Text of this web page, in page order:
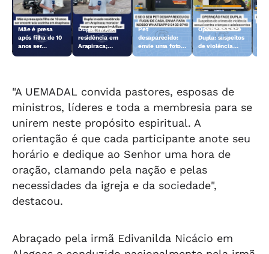
Mãe é presa
após filha de 10
anos ser
Dupla invade
residência em
Arapiraca;
Pet
desaparecido:
envie uma foto
Operação Face
Dupla: suspeitos
de violência
"A UEMADAL convida pastores, esposas de
ministros, líderes e toda a membresia para se
unirem neste propósito espiritual. A
orientação é que cada participante anote seu
horário e dedique ao Senhor uma hora de
oração, clamando pela nação e pelas
necessidades da igreja e da sociedade",
destacou.
Abraçado pela irmã Edivanilda Nicácio em